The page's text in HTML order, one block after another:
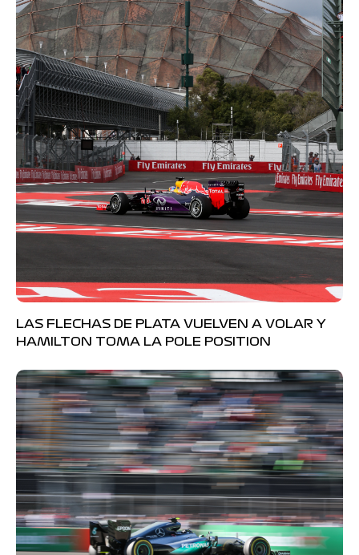
LAS FLECHAS DE PLATA VUELVEN A VOLAR Y
HAMILTON TOMA LA POLE POSITION